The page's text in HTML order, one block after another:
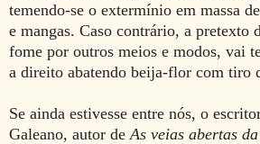
temendo-se o extermínio em massa
e mangas. Caso contrário, a pretexto
fome por outros meios e modos, vai
a direito abatendo beija-flor com tiro
Se ainda estivesse entre nós, o
Galeano, autor de As veias abertas